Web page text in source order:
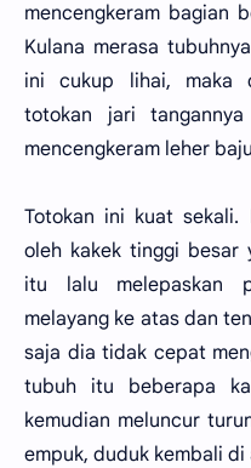
mencengkeram bagian
Kulana merasa
ini cukup lihai, maka
totokan jari
mencengkeram leher
Totokan ini kuat
oleh kakek tinggi besar
itu lalu melepaskan
melayang ke atas dan
saja dia tidak cepat
tubuh itu beberapa
kemudian meluncur
empuk, duduk kembali